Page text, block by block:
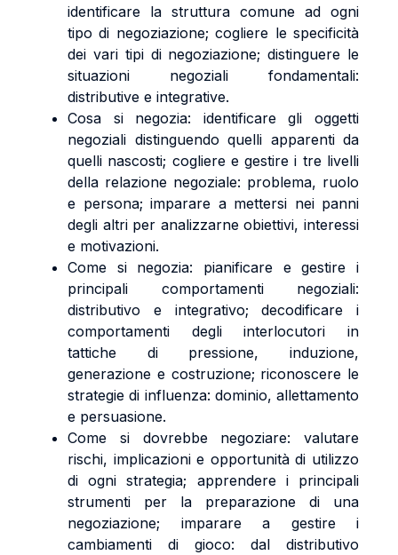
identificare la struttura comune ad ogni
tipo di negoziazione; cogliere le specificità
dei vari tipi di negoziazione; distinguere le
situazioni negoziali fondamentali:
distributive e integrative.
Cosa si negozia: identificare gli oggetti
negoziali distinguendo quelli apparenti da
quelli nascosti; cogliere e gestire i tre livelli
della relazione negoziale: problema, ruolo
e persona; imparare a mettersi nei panni
degli altri per analizzarne obiettivi, interessi
e motivazioni.
Come si negozia: pianificare e gestire i
principali comportamenti negoziali:
distributivo e integrativo; decodificare i
comportamenti degli interlocutori in
tattiche di pressione, induzione,
generazione e costruzione; riconoscere le
strategie di influenza: dominio, allettamento
e persuasione.
Come si dovrebbe negoziare: valutare
rischi, implicazioni e opportunità di utilizzo
di ogni strategia; apprendere i principali
strumenti per la preparazione di una
negoziazione; imparare a gestire i
cambiamenti di gioco: dal distributivo